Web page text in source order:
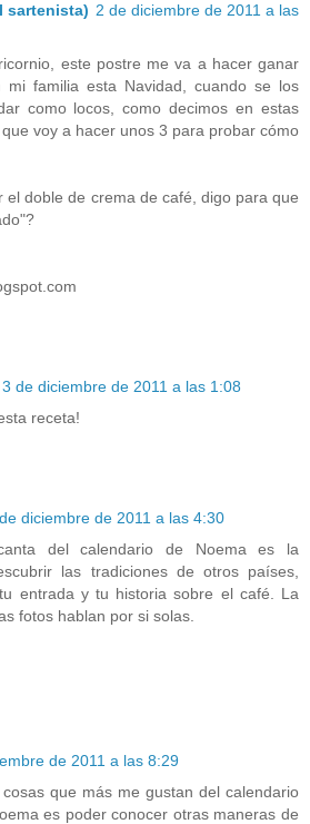
sartenista) 2 de diciembre de 2011 a las
este postre me va a hacer ganar
mi familia esta Navidad, cuando se los
como locos, como decimos en estas
voy a hacer unos 3 para probar cómo
el doble de crema de café, digo para que
3 de diciembre de 2011 a las 1:08
receta!
diciembre de 2011 a las 4:30
del calendario de Noema es la
las tradiciones de otros países,
entrada y tu historia sobre el café. La
fotos hablan por si solas.
de 2011 a las 8:29
que más me gustan del calendario
es poder conocer otras maneras de